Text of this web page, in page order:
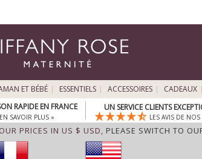
ET BÉBÉ ESSENTIELS ACCESSOIRES CADEAUX
RAPIDE EN FRANCE
EN SAVOIR PLUS »
UN SERVICE CLIENTS
LES AVIS DE NOS
PRICES IN US $ USD, PLEASE SWITCH TO